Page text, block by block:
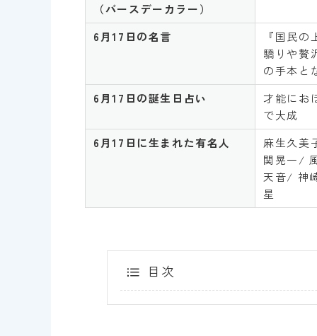
（バースデーカラー）
6月17日の名言
『国民
驕りや贅
の手本と
6月17日の誕生日占い
才能にお
で大成
6月17日 に生まれた有名人
麻生久
関晃一/
天音/ 神
星
目次